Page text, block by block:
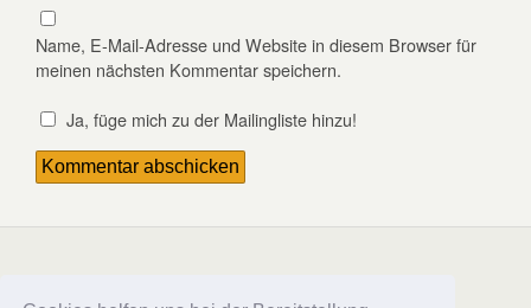
Name, E-Mail-Adresse und Website in diesem Browser für
meinen nächsten Kommentar speichern.
Ja, füge mich zu der Mailingliste hinzu!